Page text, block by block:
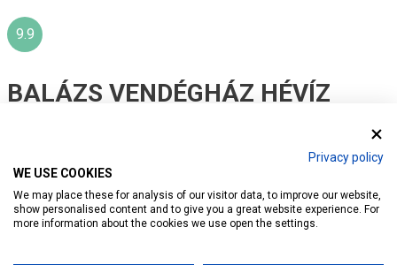
Privacy policy
WE USE COOKIES
We may place these for analysis of our visitor data, to improve our website,
show personalised content and to give you a great website experience. For
more information about the cookies we use open the settings.
9.9
BALÁZS VENDÉGHÁZ HÉVÍZ
Introduction Reservation